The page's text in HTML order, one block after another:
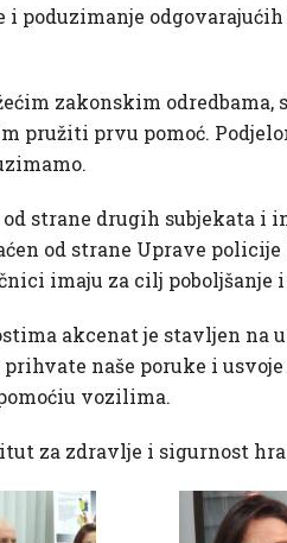
i poduzimanje
zakonskim odredbama,
pružiti prvu pomoć.
strane drugih subjekata i
od strane Uprave
imaju za cilj poboljšanje
akcenat je stavljen na
naše poruke i
vozilima.
za zdravlje i sigurnost